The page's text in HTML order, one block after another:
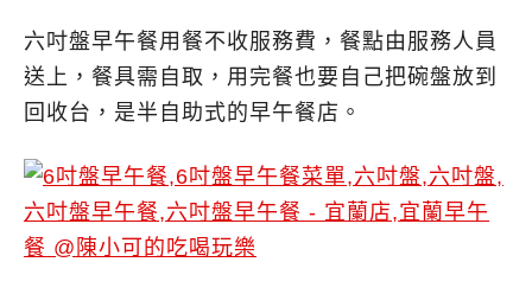
六吋盤早午餐用餐不收服務費，餐點由服務人員
送上，餐具需自取，用完餐也要自己把碗盤放到
回收台，是半自助式的早午餐店。